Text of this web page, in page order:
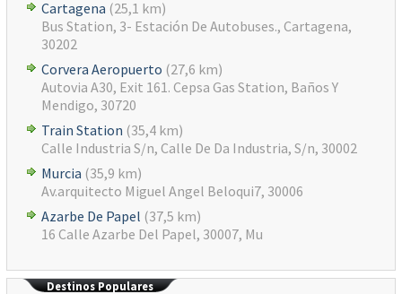
Cartagena (25,1 km)
Bus Station, 3- Estación De Autobuses., Cartagena,
30202
Corvera Aeropuerto (27,6 km)
Autovia A30, Exit 161. Cepsa Gas Station, Baños Y
Mendigo, 30720
Train Station (35,4 km)
Calle Industria S/n, Calle De Da Industria, S/n, 30002
Murcia (35,9 km)
Av.arquitecto Miguel Angel Beloqui7, 30006
Azarbe De Papel (37,5 km)
16 Calle Azarbe Del Papel, 30007, Mu
Destinos Populares